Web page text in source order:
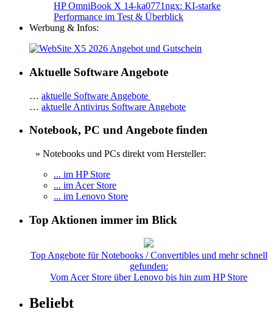
HP OmniBook X 14-ka0771ngx: KI-starke
Performance im Test & Überblick
Werbung & Infos:
Aktuelle Software Angebote
… aktuelle Software Angebote
… aktuelle Antivirus Software Angebote
Notebook, PC und Angebote finden
» Notebooks und PCs direkt vom Hersteller:
... im HP Store
... im Acer Store
... im Lenovo Store
Top Aktionen immer im Blick
Top Angebote für Notebooks / Convertibles und mehr schnell
gefunden:
Vom Acer Store über Lenovo bis hin zum HP Store
Beliebt